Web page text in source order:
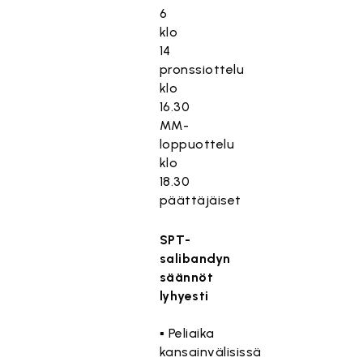
6
klo
14
pronssiottelu
klo
16.30
MM-
loppuottelu
klo
18.30
päättäjäiset
SPT-
salibandyn
säännöt
lyhyesti
▪ Peliaika
kansainvälisissä